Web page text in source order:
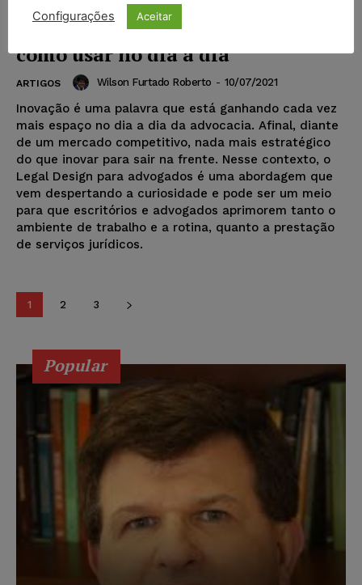
Legal design para advogados:
como usar no dia a dia
ARTIGOS Wilson Furtado Roberto - 10/07/2021
Inovação é uma palavra que está ganhando cada vez
mais espaço no dia a dia da advocacia. Afinal, diante
de um mercado competitivo, nada mais estratégico
do que inovar para sair na frente. Nesse contexto, o
Legal Design para advogados é uma abordagem que
vem despertando a curiosidade e pode ser um meio
para que escritórios e advogados aprimorem tanto o
ambiente de trabalho e a rotina, quanto a prestação
de serviços jurídicos.
1 2 3
Popular
Configurações Aceitar